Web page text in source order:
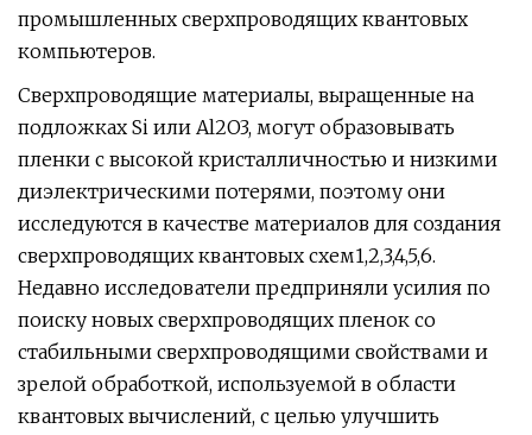
промышленных сверхпроводящих квантовых
компьютеров.
Сверхпроводящие материалы, выращенные на
подложках Si или Al2O3, могут образовывать
пленки с высокой кристалличностью и низкими
диэлектрическими потерями, поэтому они
исследуются в качестве материалов для создания
сверхпроводящих квантовых схем1,2,3,4,5,6.
Недавно исследователи предприняли усилия по
поиску новых сверхпроводящих пленок со
стабильными сверхпроводящими свойствами и
зрелой обработкой, используемой в области
квантовых вычислений, с целью улучшить